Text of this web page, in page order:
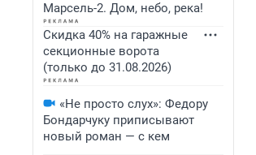
Марсель-2. Дом, небо, река!
Скидка 40% на гаражные
секционные ворота
(только до 31.08.2026)
«Не просто слух»: Федору
Бондарчуку приписывают
новый роман — с кем